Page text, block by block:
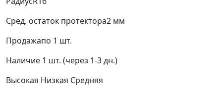
Сред. остаток протектора2 мм
Продажапо 1 шт.
Наличие 1 шт. (через 1-3 дн.)
Высокая Низкая Средняя